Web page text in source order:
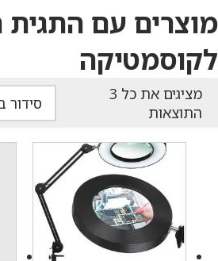
מוצרים עם התגית
לקוסמטיקה
התוצאות